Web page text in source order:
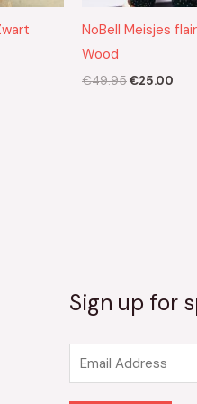
NoBell Meisjes
Wood
€49.95€25.00
Sign up for
m